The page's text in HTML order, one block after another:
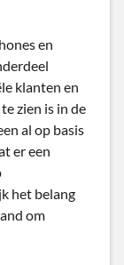
en
klanten en
zien is in de
al op basis
er een
het belang
om